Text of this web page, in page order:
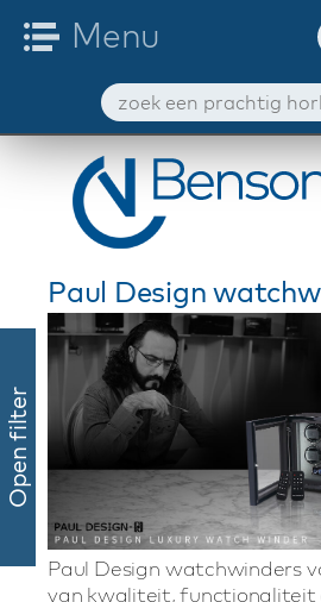
Open filter
Paul Design
Paul Design watchwinders
van kwaliteit, functionaliteit